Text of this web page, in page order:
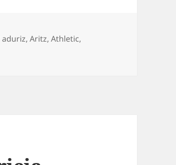
Etiquetas
aduriz,Aritz,Athletic,